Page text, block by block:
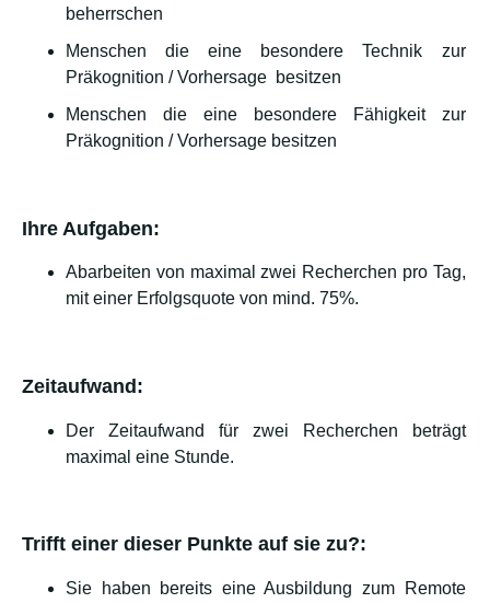
beherrschen
Menschen die eine besondere Technik zur
Präkognition / Vorhersage besitzen
Menschen die eine besondere Fähigkeit zur
Präkognition / Vorhersage besitzen
Ihre Aufgaben:
Abarbeiten von maximal zwei Recherchen pro Tag,
mit einer Erfolgsquote von mind. 75%.
Zeitaufwand:
Der Zeitaufwand für zwei Recherchen beträgt
maximal eine Stunde.
Trifft einer dieser Punkte auf sie zu?:
Sie haben bereits eine Ausbildung zum Remote